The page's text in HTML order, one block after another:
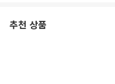
추천 상품